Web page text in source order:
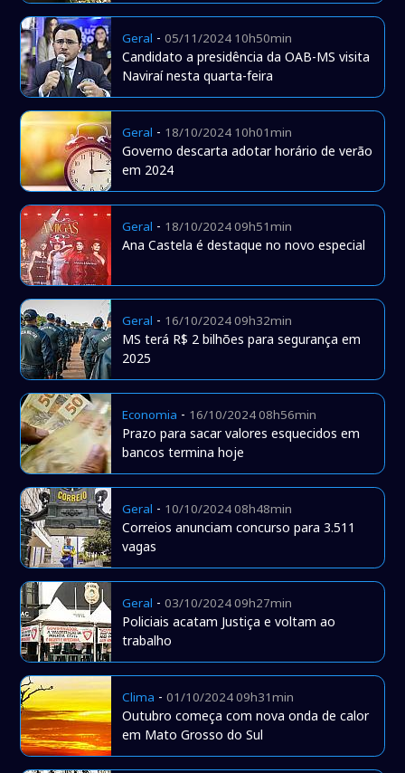
Geral -05/11/2024 10h50min
Candidato a presidência da OAB-MS visita
Naviraí nesta quarta-feira
Geral - 18/10/2024 10h01min
Governo descarta adotar horário de verão
em 2024
Geral - 18/10/2024 09h51min
Ana Castela é destaque no novo especial
Geral - 16/10/2024 09h32min
MS terá R$ 2 bilhões para segurança em
2025
Economia - 16/10/2024 08h56min
Prazo para sacar valores esquecidos em
bancos termina hoje
Geral - 10/10/2024 08h48min
Correios anunciam concurso para 3.511
vagas
Geral -03/10/2024 09h27min
Policiais acatam Justiça e voltam ao
trabalho
Clima -01/10/2024 09h31min
Outubro começa com nova onda de calor
em Mato Grosso do Sul